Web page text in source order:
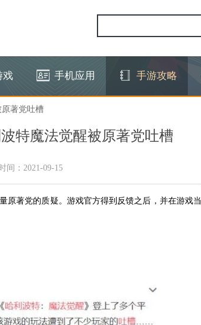
戏 手机应用 手游攻略
著党吐槽
特魔法觉醒被原著党吐槽
间：2021-09-15
原著党的质疑。游戏官方得到反馈之后，并在游戏当